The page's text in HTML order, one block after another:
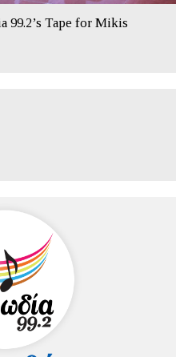
99.2’s Tape for Mikis